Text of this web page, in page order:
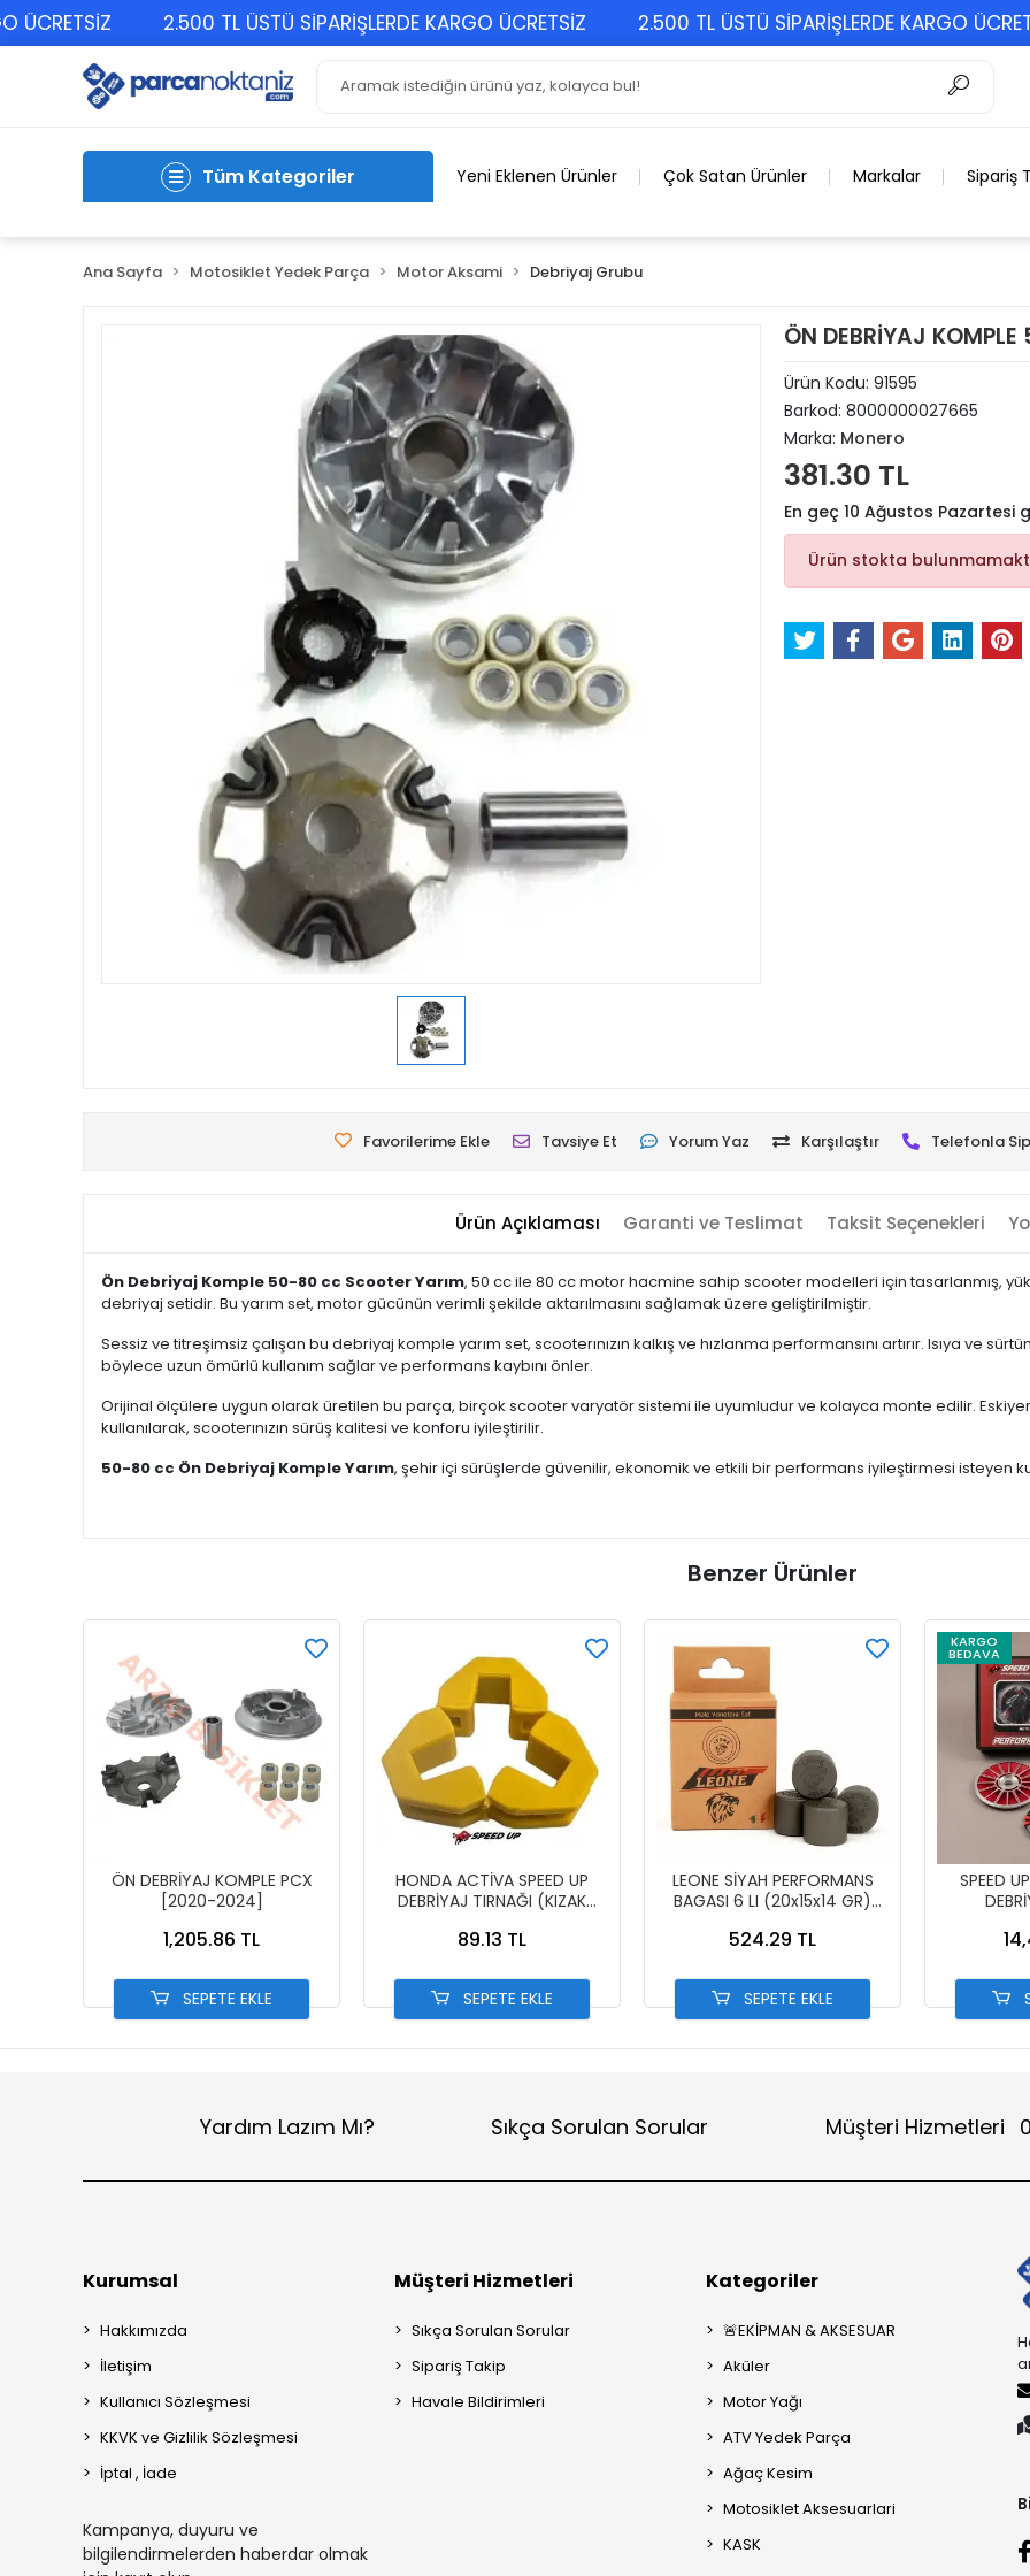
2.500 TL ÜSTÜ SİPARİŞLERDE KARGO ÜCRETSİZ 2.500 TL ÜSTÜ SİPARİŞLERDE KARGO ÜCRETSİZ
Tüm Kategoriler Yeni Eklenen Ürünler Çok Satan Ürünler Markalar Sipariş
Ana Sayfa Motosiklet Yedek Parça Motor Aksami Debriyaj Grubu
ÖN DEBRİYAJ
Ürün Kodu: 91595
Barkod: 8000000027665
Marka: Monero
381.30 TL
En geç 10 Ağustos Pazartesi
Ürün stokta
Favorilerime Ekle Tavsiye Et Yorum Yaz Karşılaştır Telefonla
Ürün Açıklaması Garanti ve Teslimat Taksit Seçenekleri
Ön Debriyaj Komple 50-80 cc Scooter Yarım, 50 cc ile 80 cc motor hacmine sahip scooter modelleri için tasarlanmış,
debriyaj setidir. Bu yarım set, motor gücünün verimli şekilde aktarılmasını sağlamak üzere geliştirilmiştir.
Sessiz ve titreşimsiz çalışan bu debriyaj komple yarım set, scooterınızın kalkış ve hızlanma performansını artırır. Isıya ve
böylece uzun ömürlü kullanım sağlar ve performans kaybını önler.
Orijinal ölçülere uygun olarak üretilen bu parça, birçok scooter varyatör sistemi ile uyumludur ve kolayca monte edilir.
kullanılarak, scooterınızın sürüş kalitesi ve konforu iyileştirilir.
50-80 cc Ön Debriyaj Komple Yarım, şehir içi sürüşlerde güvenilir, ekonomik ve etkili bir performans iyileştirmesi isteyen
Benzer Ürünler
ÖN DEBRİYAJ KOMPLE PCX
[2020-2024]
1,205.86 TL
SEPETE EKLE
HONDA ACTİVA SPEED UP
DEBRİYAJ TIRNAĞI (KIZAK
89.13 TL
SEPETE EKLE
LEONE SİYAH PERFORMANS
BAGASI 6 LI (20x15x14 GR)
JÜPİTER 125-ACT 125
524.29 TL
SEPETE EKLE
KARGO
BEDAVA
SPEED
Yardım Lazım Mı? Sıkça Sorulan Sorular Müşteri Hizmetleri
Kurumsal
Hakkımızda
İletişim
Kullanıcı Sözleşmesi
KKVK ve Gizlilik Sözleşmesi
İptal , İade
Kampanya, duyuru ve
bilgilendirmelerden haberdar olmak
Müşteri Hizmetleri
Sıkça Sorulan Sorular
Sipariş Takip
Havale Bildirimleri
Kategoriler
🚨EKİPMAN & AKSESUAR
Aküler
Motor Yağı
ATV Yedek Parça
Ağaç Kesim
Motosiklet Aksesuarlari
KASK